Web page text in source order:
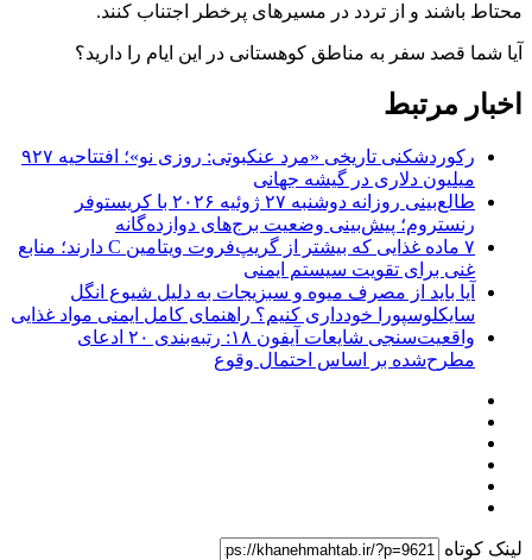
محتاط باشند و از تردد در مسیرهای پرخطر اجتناب کنند.
آیا شما قصد سفر به مناطق کوهستانی در این ایام را دارید؟
اخبار مرتبط
رکوردشکنی تاریخی «مرد عنکبوتی: روزی نو»؛ افتتاحیه ۹۲۷
میلیون دلاری در گیشه جهانی
طالع‌بینی روزانه دوشنبه ۲۷ ژوئیه ۲۰۲۶ با کریستوفر
رنستروم؛ پیش‌بینی وضعیت برج‌های دوازده‌گانه
۷ ماده غذایی که بیشتر از گریپ‌فروت ویتامین C دارند؛ منابع
غنی برای تقویت سیستم ایمنی
آیا باید از مصرف میوه و سبزیجات به دلیل شیوع انگل
سایکلوسپورا خودداری کنیم؟ راهنمای کامل ایمنی مواد غذایی
واقعیت‌سنجی شایعات آیفون ۱۸: رتبه‌بندی ۲۰ ادعای
مطرح‌شده بر اساس احتمال وقوع
لینک کوتاه